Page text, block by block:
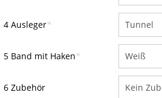
4 Ausleger*
5 Band mit Haken*
6 Zubehör